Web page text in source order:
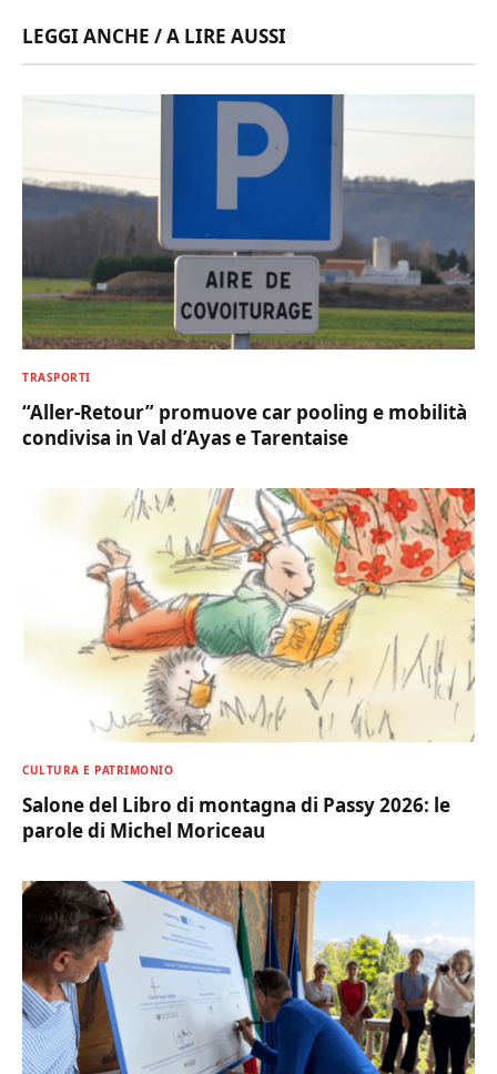
LEGGI ANCHE / A LIRE AUSSI
TRASPORTI
“Aller-Retour” promuove car pooling e mobilità
condivisa in Val d’Ayas e Tarentaise
CULTURA E PATRIMONIO
Salone del Libro di montagna di Passy 2026: le
parole di Michel Moriceau